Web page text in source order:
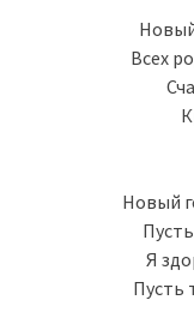
Всех
Новый
Я
Пусть